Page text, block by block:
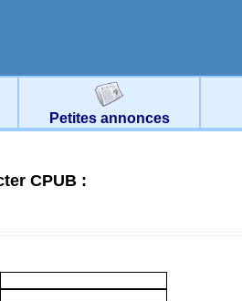
Petites annonces
CPUB :